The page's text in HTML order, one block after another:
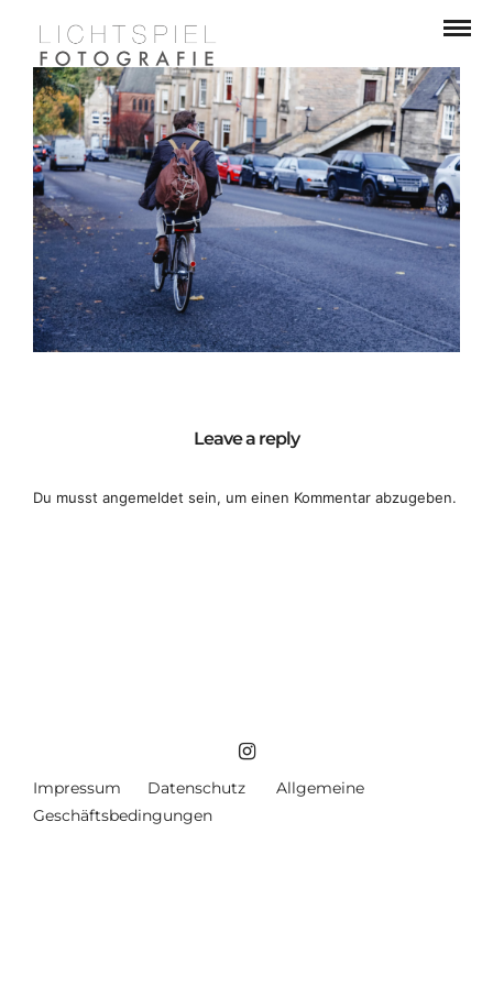
Leave a reply
Du musst angemeldet sein, um einen Kommentar abzugeben.
Impressum Datenschutz
Allgemeine
Geschäftsbedingungen